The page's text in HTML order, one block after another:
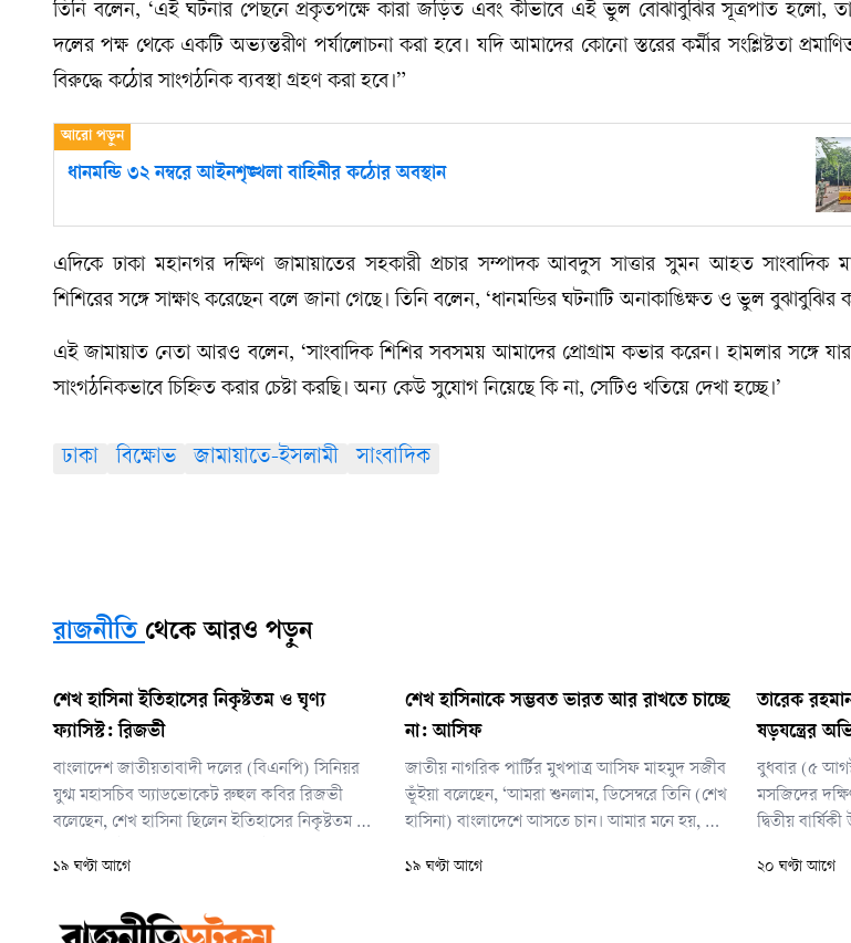
তিনি বলেন, ‘এই ঘটনার পেছনে প্রকৃতপক্ষে কারা জড়িত এবং কীভাবে এই ভুল বোঝাবুঝির সূত্রপাত হলো,
দলের পক্ষ থেকে একটি অভ্যন্তরীণ পর্যালোচনা করা হবে। যদি আমাদের কোনো স্তরের কর্মীর সংশ্লিষ্টতা
বিরুদ্ধে কঠোর সাংগঠনিক ব্যবস্থা গ্রহণ করা হবে।”
ধানমন্ডি ৩২ নম্বরে আইনশৃঙ্খলা বাহিনীর কঠোর অবস্থান
এদিকে ঢাকা মহানগর দক্ষিণ জামায়াতের সহকারী প্রচার সম্পাদক আবদুস সাত্তার সুমন আহত সাংবাদিক
শিশিরের সঙ্গে সাক্ষাৎ করেছেন বলে জানা গেছে। তিনি বলেন, ‘ধানমন্ডির ঘটনাটি অনাকাঙিক্ষত ও ভুল বুঝাবুঝির
এই জামায়াত নেতা আরও বলেন, ‘সাংবাদিক শিশির সবসময় আমাদের প্রোগ্রাম কভার করেন। হামলার সঙ্গে
সাংগঠনিকভাবে চিহ্নিত করার চেষ্টা করছি। অন্য কেউ সুযোগ নিয়েছে কি না, সেটিও খতিয়ে দেখা হচ্ছে।’
ঢাকা বিক্ষোভ জামায়াতে-ইসলামী সাংবাদিক
রাজনীতি থেকে আরও পড়ুন
শেখ হাসিনা ইতিহাসের নিকৃষ্টতম ও ঘৃণ্য
ফ্যাসিস্ট: রিজভী
বাংলাদেশ জাতীয়তাবাদী দলের (বিএনপি) সিনিয়র
যুগ্ম মহাসচিব অ্যাডভোকেট রুহুল কবির রিজভী
বলেছেন, শেখ হাসিনা ছিলেন ইতিহাসের নিকৃষ্টতম ও
করে ক্ষমতায় টিকে থাকলেও শেখ হাসিনার সঙ্গে
১৯ ঘণ্টা আগে
শেখ হাসিনাকে সম্ভবত ভারত আর রাখতে চাচ্ছে
না: আসিফ
জাতীয় নাগরিক পার্টির মুখপাত্র আসিফ মাহমুদ সজীব
ভূঁইয়া বলেছেন, ‘আমরা শুনলাম, ডিসেম্বরে তিনি (শেখ
হাসিনা) বাংলাদেশে আসতে চান। আমার মনে হয়, এটা
প্রধানমন্ত্রীর চীন সফরকে কেন্দ্র করে সরকারকে এক
১৯ ঘণ্টা আগে
তারেক
ষড়যন্ত্রের
বুধবার (৫
মসজিদের
দ্বিতীয়
২০ ঘণ্টা আগে